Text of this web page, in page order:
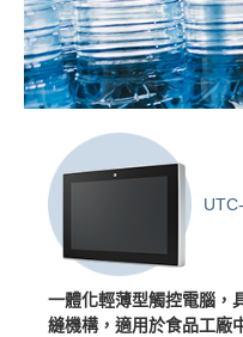
一體化輕薄型觸控電腦，
縫機構，適用於食品工廠